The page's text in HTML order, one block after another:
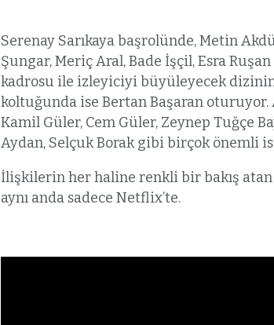
Serenay Sarıkaya başrolünde, Metin
Şungar, Meriç Aral, Bade İşçil, Esra
kadrosu ile izleyiciyi büyüleyecek dizinin
koltuğunda ise Bertan Başaran oturuyor.
Kamil Güler, Cem Güler, Zeynep Tuğçe
Aydan, Selçuk Borak gibi birçok önemli
İlişkilerin her haline renkli bir bakış
aynı anda sadece Netflix’te.